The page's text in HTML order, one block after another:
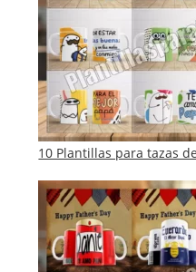
10 Plantillas para tazas